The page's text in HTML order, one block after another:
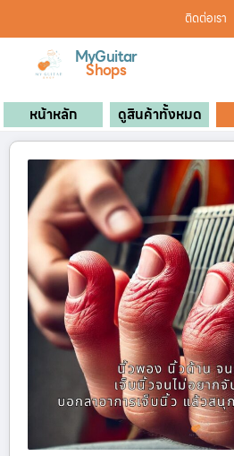
ติดต่อเรา
MyGuitar
Shops
หน้าหลัก ดูสินค้าทั้งหมด